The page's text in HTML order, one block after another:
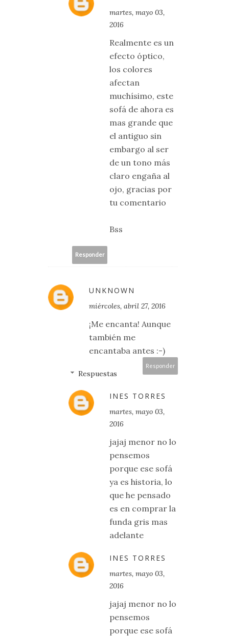
martes, mayo 03,
2016
Realmente es un
efecto óptico,
los colores
afectan
muchísimo, este
sofá de ahora es
mas grande que
el antiguo sin
embargo al ser
de un tono más
claro engaña al
ojo, gracias por
tu comentario
Bss
Responder
UNKNOWN
miércoles, abril 27, 2016
¡Me encanta! Aunque
también me
encantaba antes :-)
Responder
Respuestas
INES TORRES
martes, mayo 03,
2016
jajaj menor no lo
pensemos
porque ese sofá
ya es historia, lo
que he pensado
es en comprar la
funda gris mas
adelante
INES TORRES
martes, mayo 03,
2016
jajaj menor no lo
pensemos
porque ese sofá